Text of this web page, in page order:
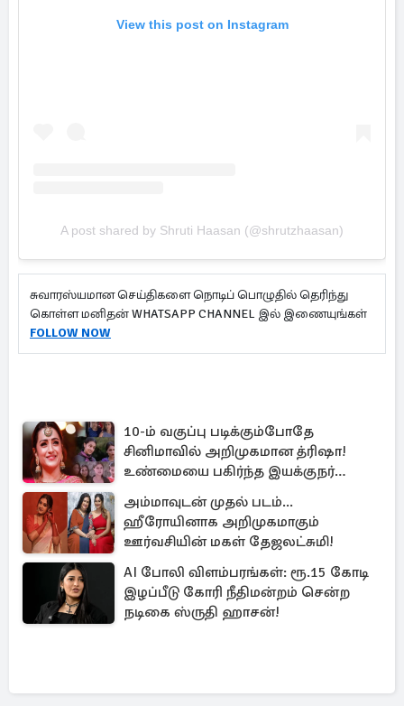
View this post on Instagram
A post shared by Shruti Haasan (@shrutzhaasan)
சுவாரஸ்யமான செய்திகளை நொடிப் பொழுதில் தெரிந்து
கொள்ள மனிதன் WHATSAPP CHANNEL இல் இணையுங்கள்
FOLLOW NOW
10-ம் வகுப்பு படிக்கும்போதே
சினிமாவில் அறிமுகமான த்ரிஷா!
உண்மையை பகிர்ந்த இயக்குநர்
பிரவீன் காந்தி
அம்மாவுடன் முதல் படம்...
ஹீரோயினாக அறிமுகமாகும்
ஊர்வசியின் மகள் தேஜலட்சுமி!
AI போலி விளம்பரங்கள்: ரூ.15 கோடி
இழப்பீடு கோரி நீதிமன்றம் சென்ற
நடிகை ஸ்ருதி ஹாசன்!